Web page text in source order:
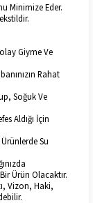
Minimize Eder.
Giyme Ve
Rahat
Soğuk Ve
Aldığı İçin
Su
Ürün Olacaktır.
Vizon, Haki,